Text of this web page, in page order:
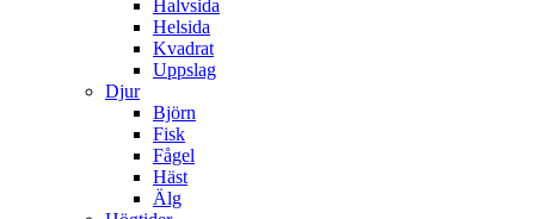
Halvsida
Helsida
Kvadrat
Uppslag
Djur
Björn
Fisk
Fågel
Häst
Älg